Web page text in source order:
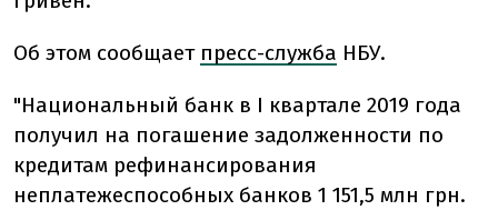
Об этом сообщает пресс-служба НБУ.
"Национальный банк в I квартале 2019 года
получил на погашение задолженности по
кредитам рефинансирования
неплатежеспособных банков 1 151,5 млн грн.